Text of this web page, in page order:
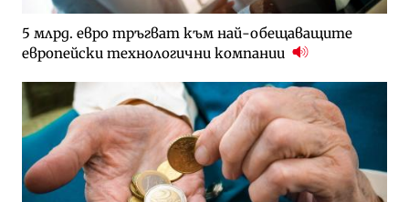
5 млрд. евро тръгват към най-обещаващите
европейски технологични компании